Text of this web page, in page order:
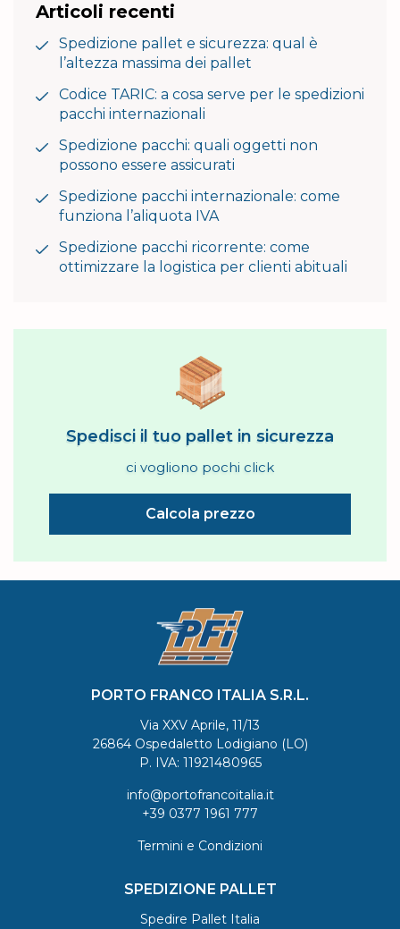
Articoli recenti
Spedizione pallet e sicurezza: qual è
l’altezza massima dei pallet
Codice TARIC: a cosa serve per le spedizioni
pacchi internazionali
Spedizione pacchi: quali oggetti non
possono essere assicurati
Spedizione pacchi internazionale: come
funziona l’aliquota IVA
Spedizione pacchi ricorrente: come
ottimizzare la logistica per clienti abituali
Spedisci il tuo pallet in sicurezza
ci vogliono pochi click
Calcola prezzo
PORTO FRANCO ITALIA S.R.L.
Via XXV Aprile, 11/13
26864 Ospedaletto Lodigiano (LO)
P. IVA: 11921480965
info@portofrancoitalia.it
+39 0377 1961 777
Termini e Condizioni
SPEDIZIONE PALLET
Spedire Pallet Italia